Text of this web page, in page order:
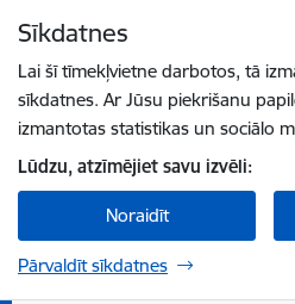
Sīkdatnes
Lai šī tīmekļvietne darbotos, tā
sīkdatnes. Ar Jūsu piekrišanu
izmantotas statistikas un sociālo
Lūdzu, atzīmējiet savu izvēli:
Noraidīt
Pārvaldīt sīkdatnes